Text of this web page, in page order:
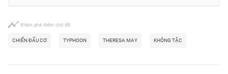
Khám phá thêm chủ đề
CHIẾN ĐẤU CƠ TYPHOON THERESA MAY KHÔNG TẶC